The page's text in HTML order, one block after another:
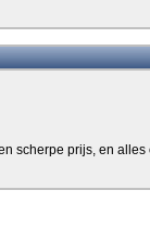
scherpe prijs, en alles